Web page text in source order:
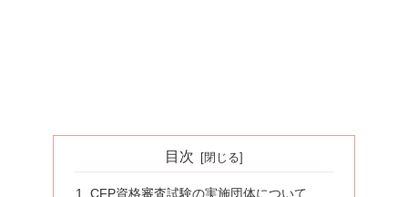
目次
CFP資格審査試験の実施団体について